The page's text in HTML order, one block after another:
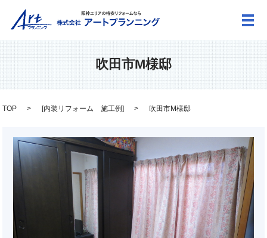
メ
吹田市M様邸
TOP [内装リフォーム 施工例] 吹田市M様邸